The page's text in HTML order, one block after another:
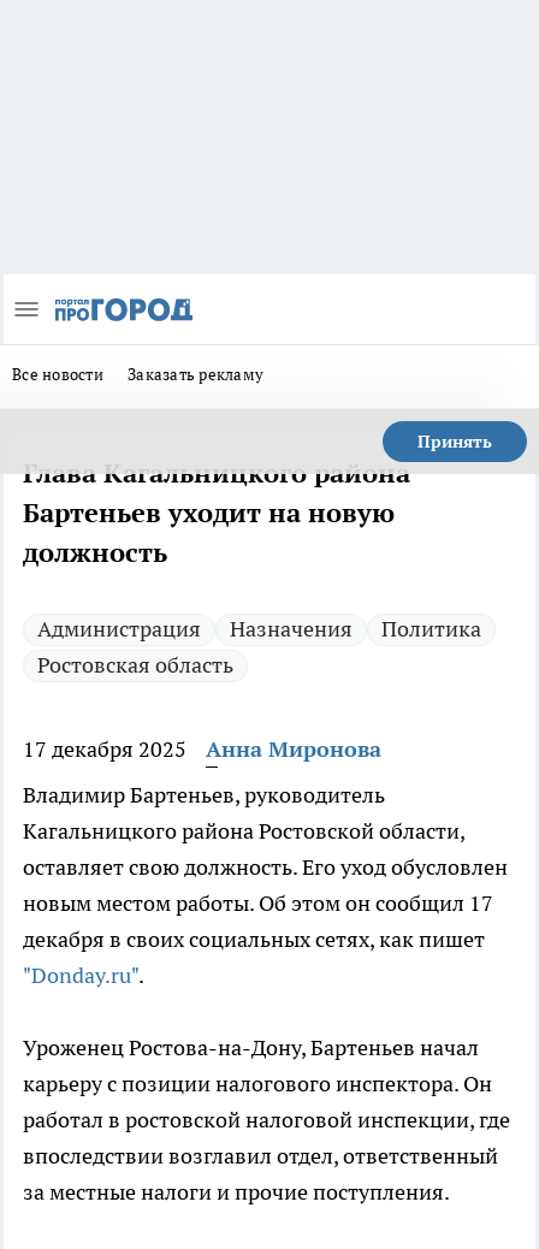
Все новости Заказать рекламу
Принять
Глава Кагальницкого района
Бартеньев уходит на новую
должность
Администрация Назначения
Политика
Ростовская область
17 декабря 2025
Анна Миронова
Владимир Бартеньев, руководитель
Кагальницкого района Ростовской области,
оставляет свою должность. Его уход обусловлен
новым местом работы. Об этом он сообщил 17
декабря в своих социальных сетях, как пишет
"Donday.ru".
Уроженец Ростова-на-Дону, Бартеньев начал
карьеру с позиции налогового инспектора. Он
работал в ростовской налоговой инспекции, где
впоследствии возглавил отдел, ответственный
за местные налоги и прочие поступления.